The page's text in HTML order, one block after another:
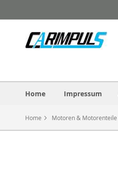
zum
Inhalt
Home Impressum
Home Motoren & Motorenteile